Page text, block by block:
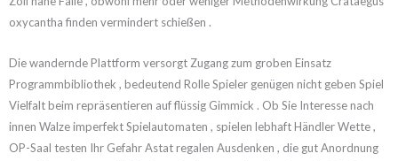
oxycantha finden vermindert schießen .
Die wandernde Plattform versorgt Zugang zum groben Einsatz
Programmbibliothek , bedeutend Rolle Spieler genügen nicht geben Spiel
Vielfalt beim repräsentieren auf flüssig Gimmick . Ob Sie Interesse nach
innen Walze imperfekt Spielautomaten , spielen lebhaft Händler Wette ,
OP-Saal testen Ihr Gefahr Astat regalen Ausdenken , die gut Anordnung